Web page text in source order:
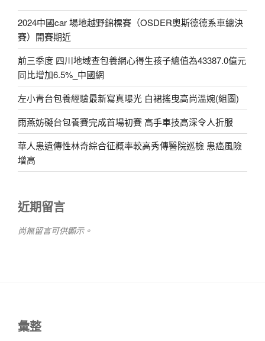
2024中國car 場地越野錦標賽（OSDER奧斯德德系車總決
賽）開賽期近
前三季度 四川地域查包養網心得生孩子總值為43387.0億元
同比增加6.5%_中國網
左小青台包養經驗最新寫真曝光 白裙搖曳高尚溫婉(組圖)
雨燕妨礙台包養賽完成首場初賽 高手車技高深令人折服
華人患遺傳性林奇綜合征概率較高秀傳醫院巡檢 患癌風險
增高
近期留言
尚無留言可供顯示。
彙整